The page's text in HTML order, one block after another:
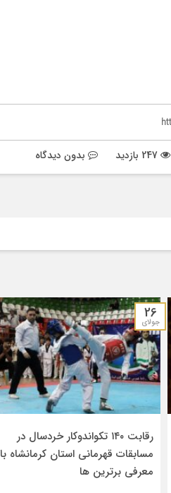
بدون دیدگاه
26
جولای
رقابت ۱۴۰ تکواندوکار خردسال در
مسابقات قهرمانی استان کرمانشاه با
معرفی برترین‌ ها